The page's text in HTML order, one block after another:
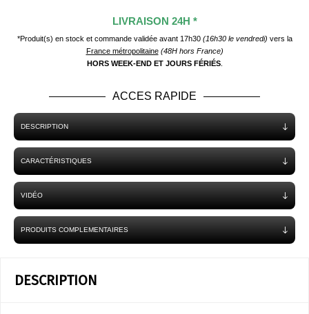
LIVRAISON 24H *
*Produit(s) en stock et commande validée avant 17h30 (16h30 le vendredi) vers la
France métropolitaine (48H hors France)
HORS WEEK-END ET JOURS FÉRIÉS.
ACCES RAPIDE
DESCRIPTION
CARACTÉRISTIQUES
VIDÉO
PRODUITS COMPLEMENTAIRES
DESCRIPTION